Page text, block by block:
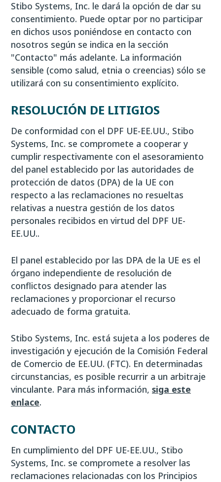
Stibo Systems, Inc. le dará la opción de dar su
consentimiento. Puede optar por no participar
en dichos usos poniéndose en contacto con
nosotros según se indica en la sección
"Contacto" más adelante. La información
sensible (como salud, etnia o creencias) sólo se
utilizará con su consentimiento explícito.
RESOLUCIÓN DE LITIGIOS
De conformidad con el DPF UE-EE.UU., Stibo
Systems, Inc. se compromete a cooperar y
cumplir respectivamente con el asesoramiento
del panel establecido por las autoridades de
protección de datos (DPA) de la UE con
respecto a las reclamaciones no resueltas
relativas a nuestra gestión de los datos
personales recibidos en virtud del DPF UE-
EE.UU..
El panel establecido por las DPA de la UE es el
órgano independiente de resolución de
conflictos designado para atender las
reclamaciones y proporcionar el recurso
adecuado de forma gratuita.
Stibo Systems, Inc. está sujeta a los poderes de
investigación y ejecución de la Comisión Federal
de Comercio de EE.UU. (FTC). En determinadas
circunstancias, es posible recurrir a un arbitraje
vinculante. Para más información, siga este
enlace.
CONTACTO
En cumplimiento del DPF UE-EE.UU., Stibo
Systems, Inc. se compromete a resolver las
reclamaciones relacionadas con los Principios